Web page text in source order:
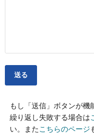
送る
もし「送信」ボタンが
繰り返し失敗する場合は
い。またこちらのページ